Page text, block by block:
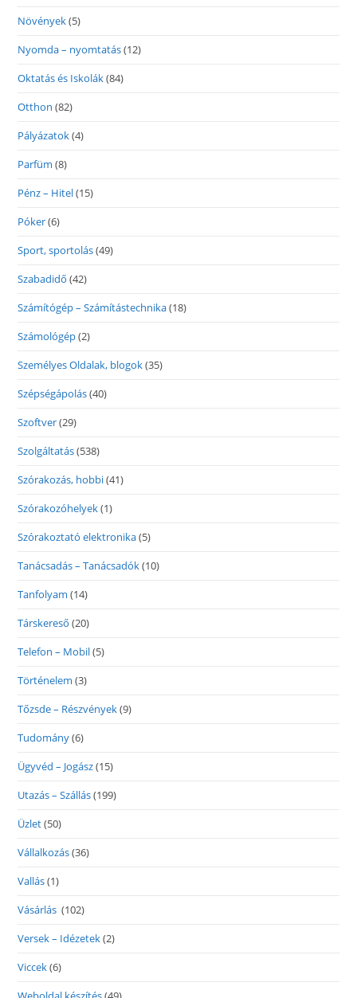
Növények(5)
Nyomda – nyomtatás(12)
Oktatás és Iskolák(84)
Otthon (82)
Pályázatok(4)
Parfüm (8)
Pénz – Hitel(15)
Póker(6)
Sport, sportolás(49)
Szabadidő (42)
Számítógép – Számítástechnika(18)
Számológép(2)
Személyes Oldalak, blogok(35)
Szépségápolás(40)
Szoftver(29)
Szolgáltatás(538)
Szórakozás, hobbi(41)
Szórakozóhelyek(1)
Szórakoztató elektronika(5)
Tanácsadás – Tanácsadók(10)
Tanfolyam (14)
Társkereső (20)
Telefon – Mobil(5)
Történelem (3)
Tőzsde – Részvények(9)
Tudomány(6)
Ügyvéd – Jogász(15)
Utazás – Szállás(199)
Üzlet(50)
Vállalkozás(36)
Vallás(1)
Vásárlás (102)
Versek – Idézetek(2)
Viccek(6)